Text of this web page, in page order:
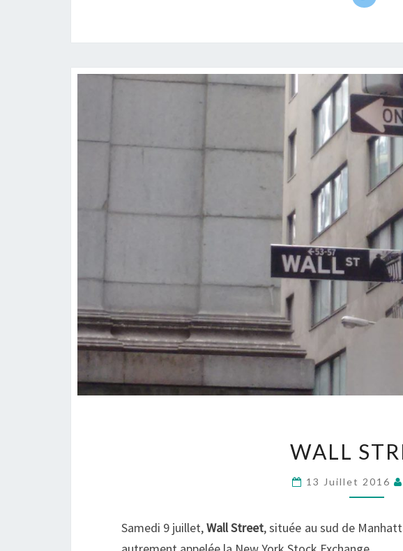
WALL
13 Juillet 2016
Samedi 9 juillet,Wall Street, située au sud de